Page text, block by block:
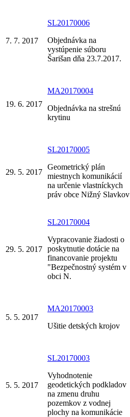
7. 7. 2017
SL20170006
Objednávka na
vystúpenie súboru
Šarišan dňa 23.7.2017.
19. 6. 2017
MA20170004
Objednávka na strešnú
krytinu
29. 5. 2017
SL20170005
Geometrický plán
miestnych komunikácií
na určenie vlastníckych
práv obce Nižný Slavkov
29. 5. 2017
SL20170004
Vypracovanie žiadosti o
poskytnutie dotácie na
financovanie projektu
"Bezpečnostný systém v
obci N.
5. 5. 2017
MA20170003
Ušitie detských krojov
5. 5. 2017
SL20170003
Vyhodnotenie
geodetických podkladov
na zmenu druhu
pozemkov z vodnej
plochy na komunikácie